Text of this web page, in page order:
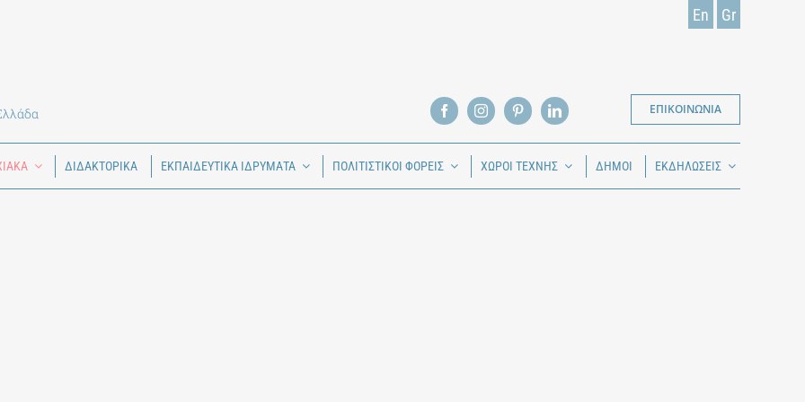
En Gr
ΕΠΙΚΟΙΝΩΝΙΑ
ΔΙΔΑΚΤΟΡΙΚΑ ΕΚΠΑΙΔΕΥΤΙΚΑ ΙΔΡΥΜΑΤΑ ΠΟΛΙΤΙΣΤΙΚΟΙ ΦΟΡΕΙΣ ΧΩΡΟΙ ΤΕΧΝΗΣ ΔΗΜΟΙ ΕΚΔΗΛΩΣΕΙΣ